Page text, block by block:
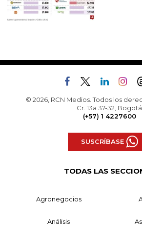
© 2026, RCN Medios. Todos los
Cr. 13a 37-32, Bogotá
(+57) 1 4227600
SUSCRÍBASE
TODAS LAS
Agronegocios
Análisis